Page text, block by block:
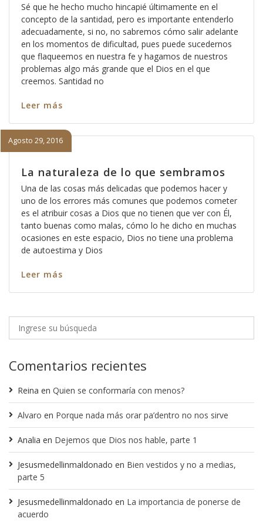
Sé que he hecho mucho hincapié últimamente en el
concepto de la santidad, pero es importante entenderlo
adecuadamente, si no, no sabremos cómo salir adelante
en los momentos de dificultad, pues puede sucedernos
que flaqueemos en nuestra fe y hagamos de nuestros
problemas algo más grande que el Dios en el que
creemos. Santidad no
Leer más
La naturaleza de lo que sembramos
Agosto 29, 2016
Una de las cosas más delicadas que podemos hacer y
uno de los errores más comunes que podemos cometer
es el atribuir cosas a Dios que no tienen que ver con Él,
tanto buenas como malas, cómo lo he dicho en muchas
ocasiones en este espacio, Dios no tiene una problema
de autoestima y Dios
Leer más
Comentarios recientes
Reina en Quien se conformaría con menos?
Alvaro en Porque nada más orar pa’dentro no nos sirve
Analia en Dejemos que Dios nos hable, parte 1
Jesusmedellinmaldonado en Bien vestidos y no a medias,
parte 5
Jesusmedellinmaldonado en La importancia de ponerse de
acuerdo